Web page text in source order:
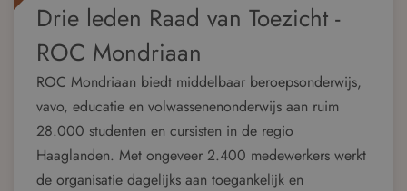
Drie leden Raad van Toezicht -
ROC Mondriaan
ROC Mondriaan biedt middelbaar beroepsonderwijs,
vavo, educatie en volwassenenonderwijs aan ruim
28.000 studenten en cursisten in de regio
Haaglanden. Met ongeveer 2.400 medewerkers werkt
de organisatie dagelijks aan toegankelijk en